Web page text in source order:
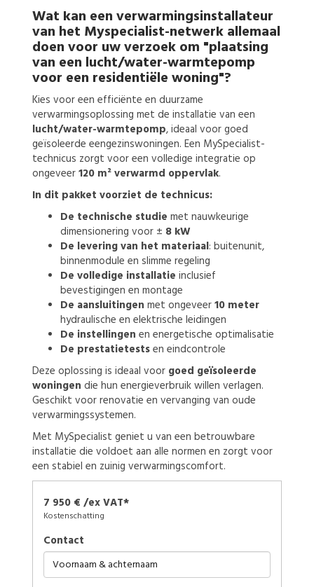
Wat kan een verwarmingsinstallateur
van het Myspecialist-netwerk allemaal
doen voor uw verzoek om "plaatsing
van een lucht/water-warmtepomp
voor een residentiële woning"?
Kies voor een efficiënte en duurzame
verwarmingsoplossing met de installatie van een
lucht/water-warmtepomp, ideaal voor goed
geïsoleerde eengezinswoningen. Een MySpecialist-
technicus zorgt voor een volledige integratie op
ongeveer120 m² verwarmd oppervlak.
In dit pakket voorziet de technicus:
De technische studie met nauwkeurige
dimensionering voor ± 8 kW
De levering van het materiaal: buitenunit,
binnenmodule en slimme regeling
De volledige installatie inclusief
bevestigingen en montage
De aansluitingen met ongeveer10 meter
hydraulische en elektrische leidingen
De instellingen en energetische optimalisatie
De prestatietestsen eindcontrole
Deze oplossing is ideaal voor goed geïsoleerde
woningen die hun energieverbruik willen verlagen.
Geschikt voor renovatie en vervanging van oude
verwarmingssystemen.
Met MySpecialist geniet u van een betrouwbare
installatie die voldoet aan alle normen en zorgt voor
een stabiel en zuinig verwarmingscomfort.
7 950 € /ex VAT*
Kostenschatting
Contact